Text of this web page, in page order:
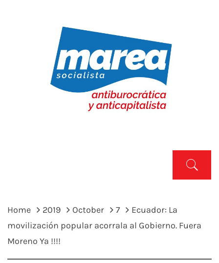
MAREA SOCIALISTA
Home 2019 October 7
Ecuador: La
movilización popular acorrala al Gobierno. Fuera
Moreno Ya !!!!